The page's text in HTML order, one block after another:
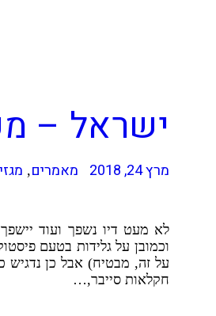
ישראל –
מרץ 24, 2018 מאמרים,
לא מעט דיו נשפך ועוד
וכמובן על גלידות בטעם
על זה, מבטיח) אבל כן נדגיש
חקלאות סייבר,…